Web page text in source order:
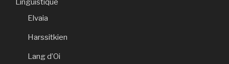
Linguistique
Elvaia
Harssitkien
Lang d’Oi